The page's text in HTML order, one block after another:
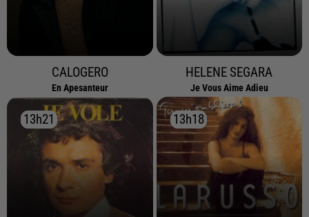
CALOGERO
En Apesanteur
HELENE SEGARA
Je Vous Aime Adieu
13h21
13h21 13h18
13h18